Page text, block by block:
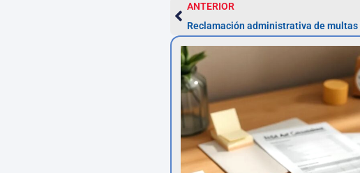
ANTERIOR
Reclamación administrativa de multas